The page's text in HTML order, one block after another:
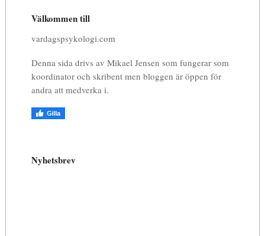
Välkommen till
vardagspsykologi.com
Denna sida drivs av Mikael Jensen som fungerar som
koordinator och skribent men bloggen är öppen för
andra att medverka i.
Nyhetsbrev